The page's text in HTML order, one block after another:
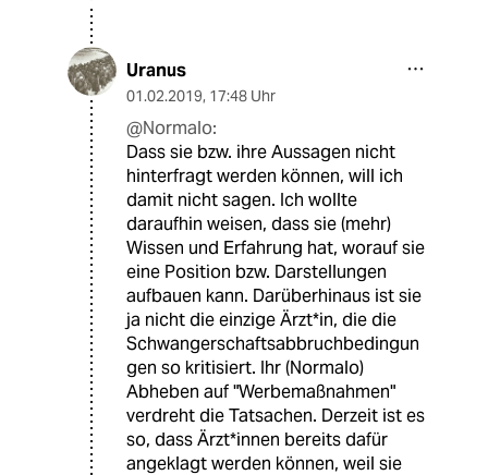
Uranus
01.02.2019, 17:48 Uhr
@Normalo:
Dass sie bzw. ihre Aussagen nicht
hinterfragt werden können, will ich
damit nicht sagen. Ich wollte
daraufhin weisen, dass sie (mehr)
Wissen und Erfahrung hat, worauf sie
eine Position bzw. Darstellungen
aufbauen kann. Darüberhinaus ist sie
ja nicht die einzige Ärzt*in, die die
Schwangerschaftsabbruchbedingun
gen so kritisiert. Ihr (Normalo)
Abheben auf "Werbemaßnahmen"
verdreht die Tatsachen. Derzeit ist es
so, dass Ärzt*innen bereits dafür
angeklagt werden können, weil sie